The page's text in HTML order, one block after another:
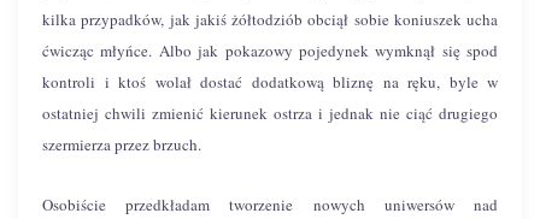
kilka przypadków, jak jakiś żółtodziób obciął sobie koniuszek ucha
ćwicząc młyńce. Albo jak pokazowy pojedynek wymknął się spod
kontroli i ktoś wolał dostać dodatkową bliznę na ręku, byle w
ostatniej chwili zmienić kierunek ostrza i jednak nie ciąć drugiego
szermierza przez brzuch.
Osobiście przedkładam tworzenie nowych uniwersów nad